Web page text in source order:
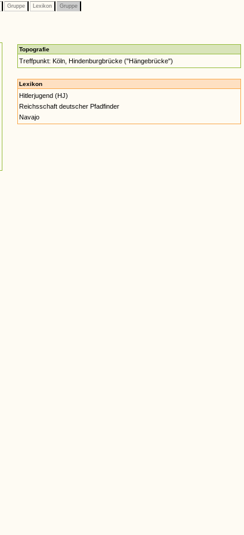
Gruppe Lexikon Gruppe
Topografie
Treffpunkt: Köln, Hindenburgbrücke ("Hängebrücke")
Lexikon
Hitlerjugend (HJ)
Reichsschaft deutscher Pfadfinder
Navajo